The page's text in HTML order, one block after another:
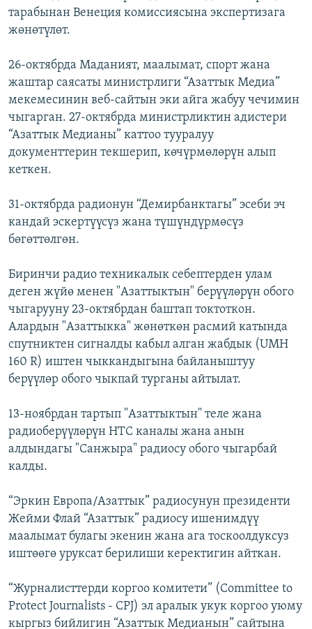
тарабынан Венеция комиссиясына экспертизага
жөнөтүлөт.
26-октябрда Маданият, маалымат, спорт жана
жаштар саясаты министрлиги “Азаттык Медиа”
мекемесинин веб-сайтын эки айга жабуу чечимин
чыгарган. 27-октябрда министрликтин адистери
“Азаттык Медианы” каттоо тууралуу
документтерин текшерип, көчүрмөлөрүн алып
кеткен.
31-октябрда радионун “Демирбанктагы” эсеби эч
кандай эскертүүсүз жана түшүндүрмөсүз
бөгөттөлгөн.
Биринчи радио техникалык себептерден улам
деген жүйө менен "Азаттыктын" берүүлөрүн обого
чыгарууну 23-октябрдан баштап токтоткон.
Алардын "Азаттыкка" жөнөткөн расмий катында
спутниктен сигналды кабыл алган жабдык (UMH
160 R) иштен чыккандыгына байланыштуу
берүүлөр обого чыкпай турганы айтылат.
13-ноябрдан тартып "Азаттыктын" теле жана
радиоберүүлөрүн НТС каналы жана анын
алдындагы "Санжыра" радиосу обого чыгарбай
калды.
“Эркин Европа/Азаттык” радиосунун президенти
Жейми Флай “Азаттык” радиосу ишенимдүү
маалымат булагы экенин жана ага тоскоолдуксуз
иштөөгө уруксат берилиши керектигин айткан.
“Журналисттерди коргоо комитети” (Committee to
Protect Journalists - CPJ) эл аралык укук коргоо уюму
кыргыз бийлигин “Азаттык Медианын” сайтына